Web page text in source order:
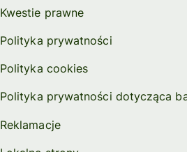
Kwestie prawne
Polityka prywatności
Polityka cookies
Polityka prywatności dotycząca
Reklamacje